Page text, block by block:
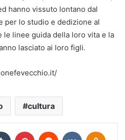
hanno vissuto lontano dal
per lo studio e dedizione al
linee guida della loro vita e la
lasciato ai loro figli.
cultura
Tumblr Pinterest Reddit VKontakte